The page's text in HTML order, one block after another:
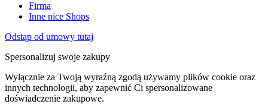
Firma
Inne nice Shops
Odstąp od umowy tutaj
Spersonalizuj swoje zakupy
Wyłącznie za Twoją wyraźną zgodą używamy plików cookie oraz
innych technologii, aby zapewnić Ci spersonalizowane
doświadczenie zakupowe.